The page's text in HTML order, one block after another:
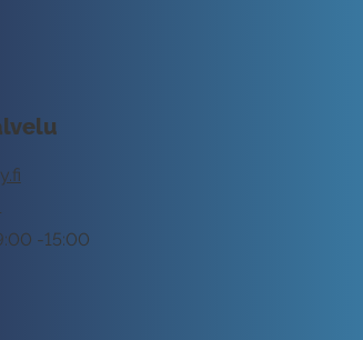
-15:00